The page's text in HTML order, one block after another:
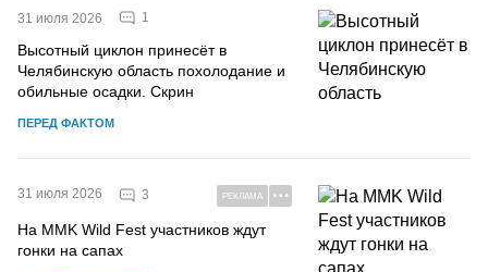
31 июля 2026 1
Высотный циклон принесёт в
Челябинскую область похолодание и
обильные осадки. Скрин
ПЕРЕД ФАКТОМ
31 июля 2026 3 РЕКЛАМА
На MMK Wild Fest участников ждут
гонки на сапах